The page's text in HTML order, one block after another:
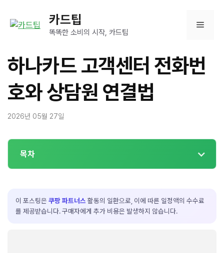
카드팁
똑똑한 소비의 시작, 카드팁
메
뉴
하나카드 고객센터 전화번
호와 상담원 연결법
2026년 05월 27일
목차
이 포스팅은 쿠팡 파트너스 활동의 일환으로, 이에 따른 일정액의 수수료
를 제공받습니다. 구매자에게 추가 비용은 발생하지 않습니다.